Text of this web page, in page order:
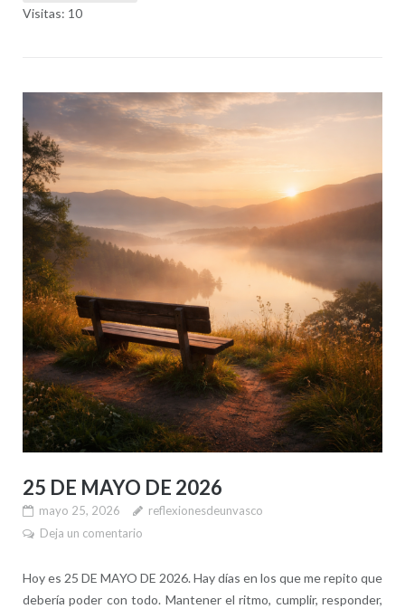
Visitas: 10
25 DE MAYO DE 2026
mayo 25, 2026
reflexionesdeunvasco
Deja un comentario
Hoy es 25 DE MAYO DE 2026. Hay días en los que me repito que
debería poder con todo. Mantener el ritmo, cumplir, responder,